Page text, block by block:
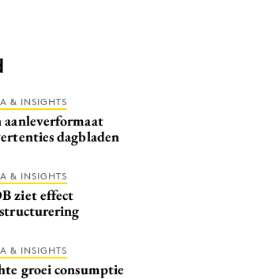
& INSIGHTS
aanleverformaat
dagbladen
& INSIGHTS
ziet effect
& INSIGHTS
groei consumptie